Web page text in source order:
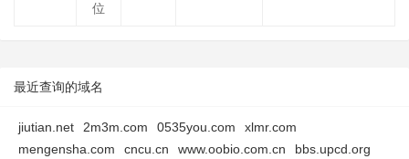
位
最近查询的域名
jiutian.net 2m3m.com 0535you.com
xlmr.com
mengensha.com
cncu.cn www.oobio.com.cn
bbs.upcd.org